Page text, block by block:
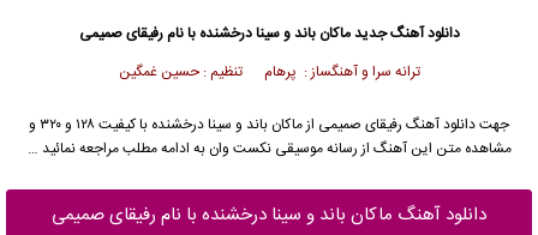
دانلود آهنگ جدیدماکان باندو سینا درخشنده با نام رفیقای صمیمی
ترانه سرا و آهنگساز : پرهام تنظیم : حسین غمگین
جهت دانلود آهنگ رفیقای صمیمی ازماکان باند
و سینا درخشنده با کیفیت ۱۲۸ و ۳۲۰ و
مشاهده متن این آهنگ از رسانه موسیقی نکست وان به ادامه مطلب مراجعه نمائید …
دانلود آهنگ ماکان باند و سینا درخشنده با نام رفیقای صمیمی